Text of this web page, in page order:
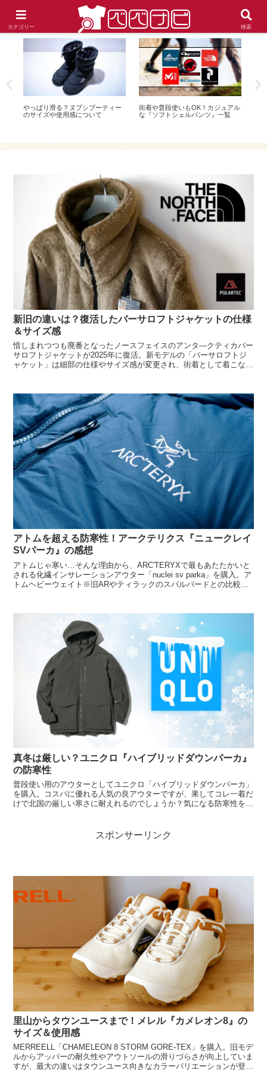
こんな服を探しています!! ニッチな要望に応えるお役立ちファッションブログ
やっぱり滑る？ヌプシブーティー
のサイズや使用感について
街着や普段使いもOK！カジュアル
な『ソフトシェルパンツ』一覧
新旧の違いは？復活したバーサロフトジャケットの仕様
＆サイズ感
惜しまれつつも廃番となったノースフェイスのアンタ―クティカバー
サロフトジャケットが2025年に復活。新モデルの「バーサロフトジ
ャケット」は細部の仕様やサイズ感が変更され、街着として着こなし
アトムを超える防寒性！アークテリクス『ニュークレイ
SVパーカ』の感想
アトムじゃ寒い…そんな理由から、ARC'TERYXで最もあたたかいと
される化繊インサレーションアウター「nuclei sv parka」を購入。ア
トムヘビーウェイト※旧ARやティラックのスバルバードとの比較な
真冬は厳しい？ユニクロ『ハイブリッドダウンパーカ』
の防寒性
普段使い用のアウターとしてユニクロ「ハイブリッドダウンパーカ」
を購入。コスパに優れる人気の良アウターですが、果してコレ一着だ
けで北国の厳しい寒さに耐えれるのでしょうか？気になる防寒性をチ
スポンサーリンク
里山からタウンユースまで！メレル『カメレオン8』の
サイズ＆使用感
MERREELL「CHAMELEON 8 STORM GORE-TEX」を購入。旧モデ
ルからアッパーの耐久性やアウトソールの滑りづらさが向上していま
すが、最大の違いはタウンユース向きなカラーバリエーションが登場
カテゴリー 検索